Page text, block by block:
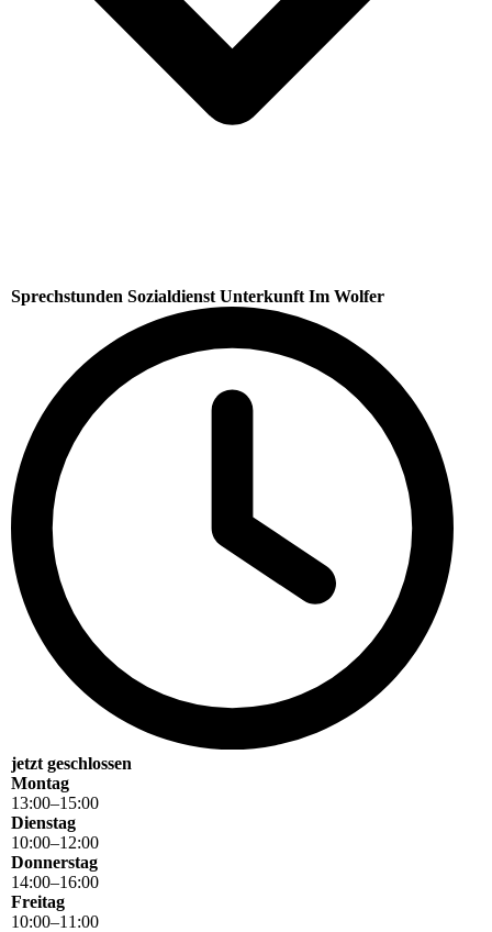
Sprechstunden Sozialdienst Unterkunft Im Wolfer
jetzt geschlossen
Montag
13:00–15:00
Dienstag
10:00–12:00
Donnerstag
14:00–16:00
Freitag
10:00–11 :00